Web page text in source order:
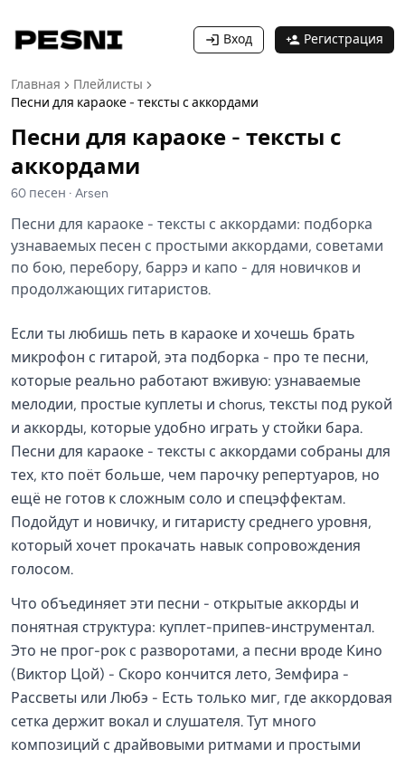
Вход Регистрация
Главная
Плейлисты
Песни для караоке - тексты с аккордами
Песни для караоке - тексты с
аккордами
60 песен · Arsen
Песни для караоке - тексты с аккордами: подборка
узнаваемых песен с простыми аккордами, советами
по бою, перебору, баррэ и капо - для новичков и
продолжающих гитаристов.
Если ты любишь петь в караоке и хочешь брать
микрофон с гитарой, эта подборка - про те песни,
которые реально работают вживую: узнаваемые
мелодии, простые куплеты и chorus, тексты под рукой
и аккорды, которые удобно играть у стойки бара.
Песни для караоке - тексты с аккордами собраны для
тех, кто поёт больше, чем парочку репертуаров, но
ещё не готов к сложным соло и спецэффектам.
Подойдут и новичку, и гитаристу среднего уровня,
который хочет прокачать навык сопровождения
голосом.
Что объединяет эти песни - открытые аккорды и
понятная структура: куплет-припев-инструментал.
Это не прог-рок с разворотами, а песни вроде Кино
(Виктор Цой) - Скоро кончится лето, Земфира -
Рассветы или Любэ - Есть только миг, где аккордовая
сетка держит вокал и слушателя. Тут много
композиций с драйвовыми ритмами и простыми